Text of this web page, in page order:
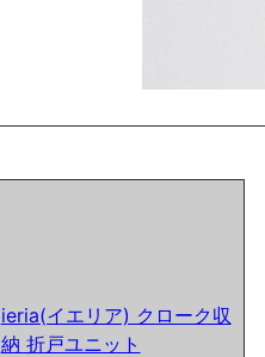
ieria(イエリア) クローク収
納 折戸ユニット